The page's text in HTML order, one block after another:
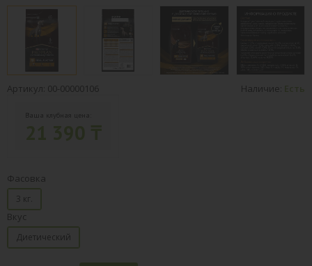
Артикул: 00-00000106 Наличие: Есть
Ваша клубная цена:
Фасовка
3 кг.
Вкус
Диетический